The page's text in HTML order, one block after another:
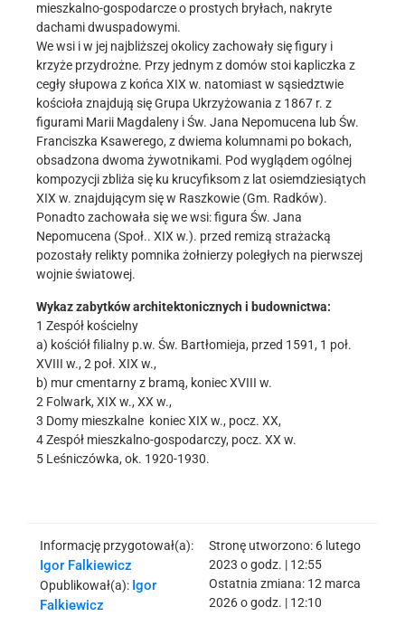
mieszkalno-gospodarcze o prostych bryłach, nakryte
dachami dwuspadowymi.
We wsi i w jej najbliższej okolicy zachowały się figury i
krzyże przydrożne. Przy jednym z domów stoi kapliczka z
cegły słupowa z końca XIX w. natomiast w sąsiedztwie
kościoła znajdują się Grupa Ukrzyżowania z 1867 r. z
figurami Marii Magdaleny i Św. Jana Nepomucena lub Św.
Franciszka Ksawerego, z dwiema kolumnami po bokach,
obsadzona dwoma żywotnikami. Pod wyglądem ogólnej
kompozycji zbliża się ku krucyfiksom z lat osiemdziesiątych
XIX w. znajdującym się w Raszkowie (Gm. Radków).
Ponadto zachowała się we wsi: figura Św. Jana
Nepomucena (Społ.. XIX w.). przed remizą strażacką
pozostały relikty pomnika żołnierzy poległych na pierwszej
wojnie światowej.
Wykaz zabytków architektonicznych i budownictwa:
1 Zespół kościelny
a) kościół filialny p.w. Św. Bartłomieja, przed 1591, 1 poł.
XVIII w., 2 poł. XIX w.,
b) mur cmentarny z bramą, koniec XVIII w.
2 Folwark, XIX w., XX w.,
3 Domy mieszkalne koniec XIX w., pocz. XX,
4 Zespół mieszkalno-gospodarczy, pocz. XX w.
5 Leśniczówka, ok. 1920-1930.
Informację przygotował(a):
Igor Falkiewicz
Opublikował(a): Igor
Falkiewicz
Stronę utworzono: 6 lutego
2023 o godz. | 12:55
Ostatnia zmiana: 12 marca
2026 o godz. | 12:10